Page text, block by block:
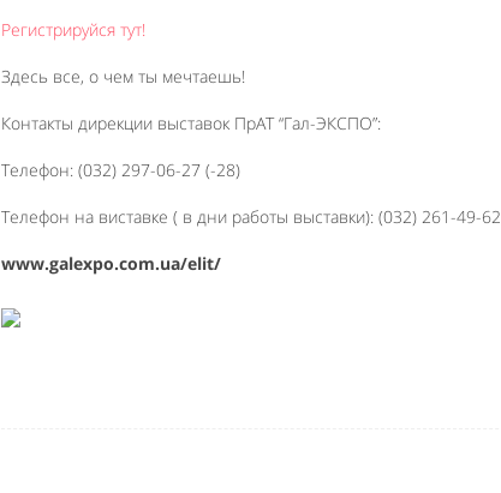
Регистрируйся тут!
Здесь все, о чем ты мечтаешь!
Контакты дирекции выставок ПрАТ “Гал-ЭКСПО”:
Телефон: (032) 297-06-27 (-28)
Телефон на виставке ( в дни работы выставки): (032) 261-49-62
www.galexpo.com.ua/elit/